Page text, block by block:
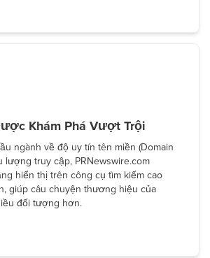
Khám Phá Vượt Trội
ngành về độ uy tín tên miền (Domain
lượng truy cập, PRNewswire.com
hiển thị trên công cụ tìm kiếm cao
giúp câu chuyện thương hiệu của
đối tượng hơn.